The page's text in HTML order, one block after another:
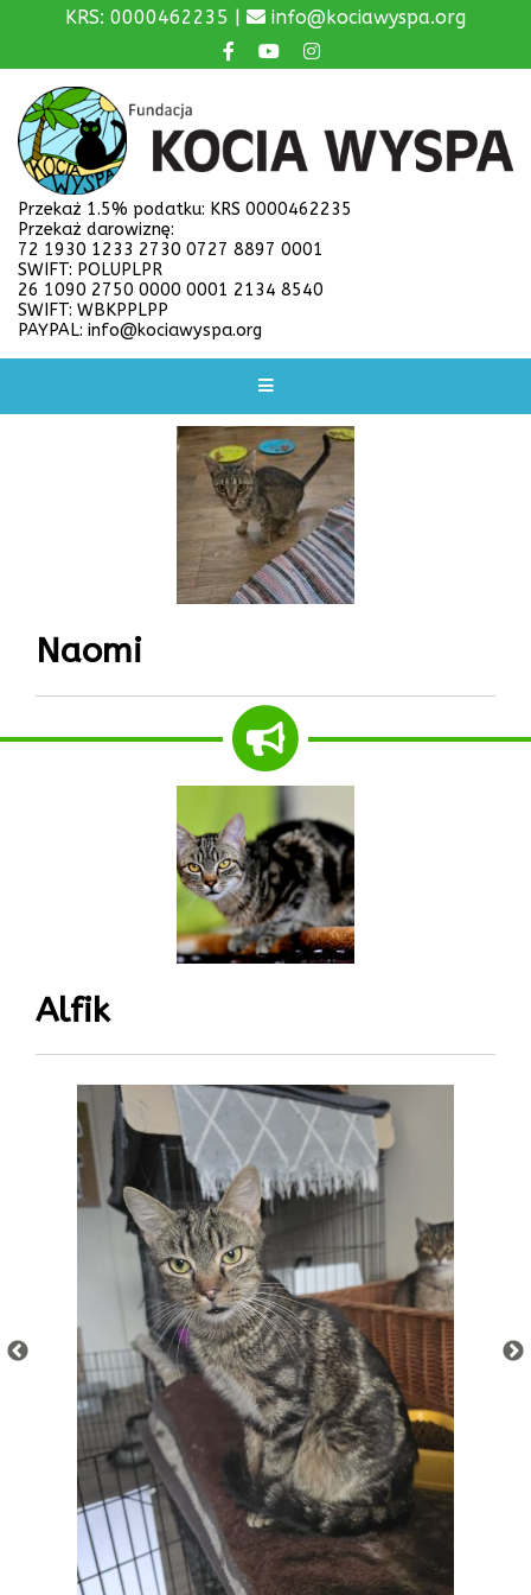
KRS: 0000462235 | info@kociawyspa.org
Przekaż 1.5% podatku: KRS 0000462235
Przekaż darowiznę:
72 1930 1233 2730 0727 8897 0001
SWIFT: POLUPLPR
26 1090 2750 0000 0001 2134 8540
SWIFT: WBKPPLPP
PAYPAL: info@kociawyspa.org
Naomi
Alfik